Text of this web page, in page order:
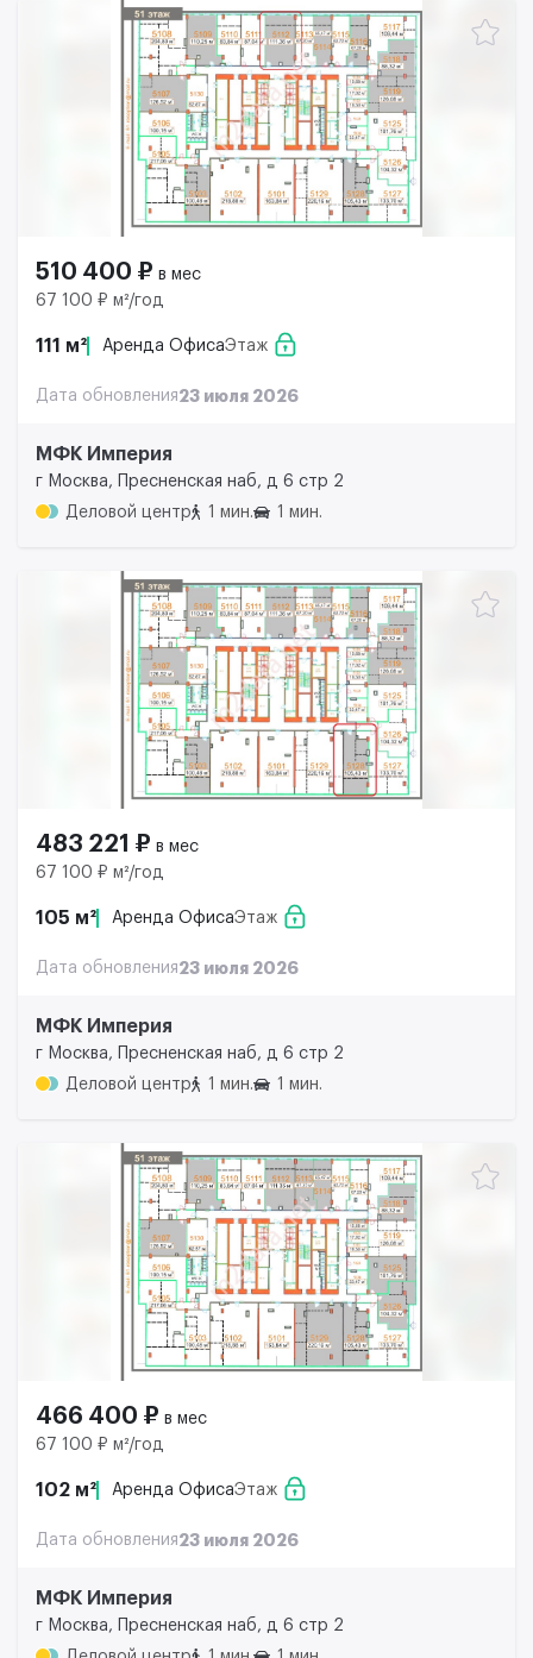
510 400 ₽ в мес
67 100 ₽ м²/год
111 м² Аренда ОфисаЭтаж
Дата обновления23 июля 2026
МФК Империя
г Москва, Пресненская наб, д 6 стр 2
Деловой центр
1 мин. 1 мин.
483 221 ₽ в мес
67 100 ₽ м²/год
105 м² Аренда ОфисаЭтаж
Дата обновления23 июля 2026
МФК Империя
г Москва, Пресненская наб, д 6 стр 2
Деловой центр
1 мин. 1 мин.
466 400 ₽ в мес
67 100 ₽ м²/год
102 м² Аренда ОфисаЭтаж
Дата обновления23 июля 2026
МФК Империя
г Москва, Пресненская наб, д 6 стр 2